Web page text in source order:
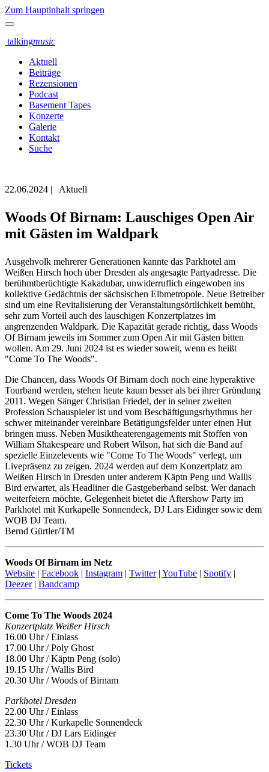
Zum Hauptinhalt springen
talkingmusic
Aktuell
Beiträge
Rezensionen
Podcast
Basement Tapes
Konzerte
Galerie
Kontakt
Suche
22.06.2024 | Aktuell
Woods Of Birnam: Lauschiges Open Air
mit Gästen im Waldpark
Ausgehvolk mehrerer Generationen kannte das Parkhotel am
Weißen Hirsch hoch über Dresden als angesagte Partyadresse. Die
berühmtberüchtigte Kakadubar, unwiderruflich eingewoben ins
kollektive Gedächtnis der sächsischen Elbmetropole. Neue Betreiber
sind um eine Revitalisierung der Veranstaltungsörtlichkeit bemüht,
sehr zum Vorteil auch des lauschigen Konzertplatzes im
angrenzenden Waldpark. Die Kapazität gerade richtig, dass Woods
Of Birnam jeweils im Sommer zum Open Air mit Gästen bitten
wollen. Am 29. Juni 2024 ist es wieder soweit, wenn es heißt
"Come To The Woods".
Die Chancen, dass Woods Of Birnam doch noch eine hyperaktive
Tourband werden, stehen heute kaum besser als bei ihrer Gründung
2011. Wegen Sänger Christian Friedel, der in seiner zweiten
Profession Schauspieler ist und vom Beschäftigungsrhythmus her
schwer miteinander vereinbare Betätigungsfelder unter einen Hut
bringen muss. Neben Musiktheaterengagements mit Stoffen von
William Shakespeare und Robert Wilson, hat sich die Band auf
spezielle Einzelevents wie "Come To The Woods" verlegt, um
Livepräsenz zu zeigen. 2024 werden auf dem Konzertplatz am
Weißen Hirsch in Dresden unter anderem Käptn Peng und Wallis
Bird erwartet, als Headliner die Gastgeberband selbst. Wer danach
weiterfeiern möchte, Gelegenheit bietet die Aftershow Party im
Parkhotel mit Kurkapelle Sonnendeck, DJ Lars Eidinger sowie dem
WOB DJ Team.
Bernd Gürtler/TM
Woods Of Birnam im Netz
Website | Facebook | Instagram | Twitter| YouTube | Spotify |
Deezer| Bandcamp
Come To The Woods 2024
Konzertplatz Weißer Hirsch
16.00 Uhr / Einlass
17.00 Uhr / Poly Ghost
18.00 Uhr / Käptn Peng (solo)
19.15 Uhr / Wallis Bird
20.30 Uhr / Woods of Birnam
Parkhotel Dresden
22.00 Uhr / Einlass
22.30 Uhr / Kurkapelle Sonnendeck
23.30 Uhr / DJ Lars Eidinger
1.30 Uhr / WOB DJ Team
Tickets